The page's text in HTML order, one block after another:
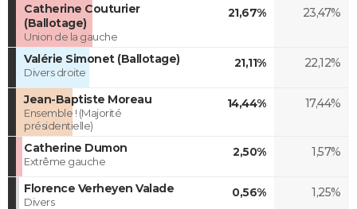
Catherine Couturier
(Ballotage)
Union de la gauche
21,67% 23,47%
Valérie Simonet (Ballotage)
Divers droite
21,11% 22,12%
Jean-Baptiste Moreau
Ensemble ! (Majorité
présidentielle)
14,44% 17,44%
Catherine Dumon
Extrême gauche
2,50% 1,57%
Florence Verheyen Valade
Divers
0,56% 1,25%